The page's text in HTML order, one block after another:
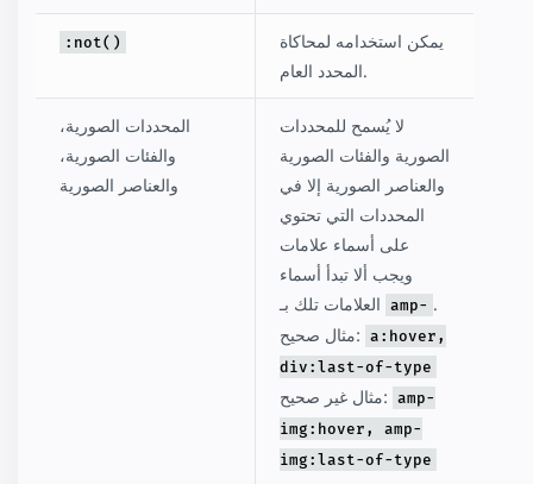
:not()
يمكن استخدامه لمحاكاة
المحدد العام.
المحددات الصورية،
والفئات الصورية،
والعناصر الصورية
لا يُسمح للمحددات
الصورية والفئات الصورية
والعناصر الصورية إلا في
المحددات التي تحتوي
على أسماء علامات
ويجب ألا تبدأ أسماء
amp- .
مثال صحيح: a:hover,
div:last-of-type
مثال غير صحيح: amp-
img:hover, amp-
img:last-of-type